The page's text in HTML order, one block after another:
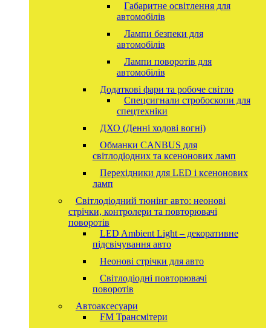
Габаритне освітлення для
автомобілів
Лампи безпеки для
автомобілів
Лампи поворотів для
автомобілів
Додаткові фари та робоче світло
Спецсигнали стробоскопи для
спецтехніки
ДХО (Денні ходові вогні)
Обманки CANBUS для
світлодіодних та ксенонових ламп
Перехідники для LED і ксенонових
ламп
Світлодіодний тюнінг авто: неонові
стрічки, контролери та повторювачі
поворотів
LED Ambient Light – декоративне
підсвічування авто
Неонові стрічки для авто
Світлодіодні повторювачі
поворотів
Автоаксесуари
FM Трансмітери